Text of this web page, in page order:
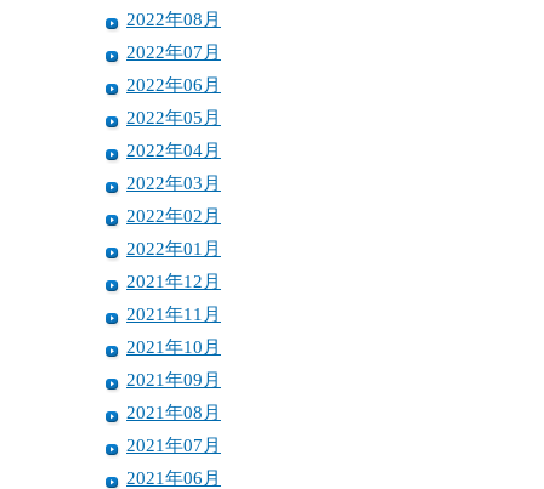
2022年08月
2022年07月
2022年06月
2022年05月
2022年04月
2022年03月
2022年02月
2022年01月
2021年12月
2021年11月
2021年10月
2021年09月
2021年08月
2021年07月
2021年06月